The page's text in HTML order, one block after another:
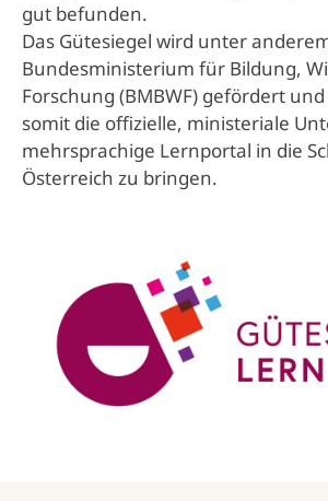
gut befunden.
Das Gütesiegel wird unter
Bundesministerium für Bildung,
Forschung (BMBWF) gefördert
somit die offizielle, ministeriale
mehrsprachige Lernportal in die
Österreich zu bringen.